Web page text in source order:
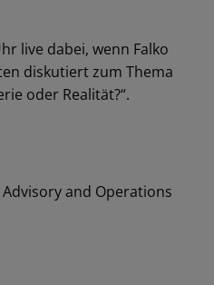
live dabei, wenn Falko
diskutiert zum Thema
oder Realität?“.
and Operations